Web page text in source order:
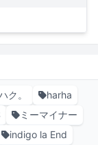
ク。
harha
ミーマイナー
indigo la End